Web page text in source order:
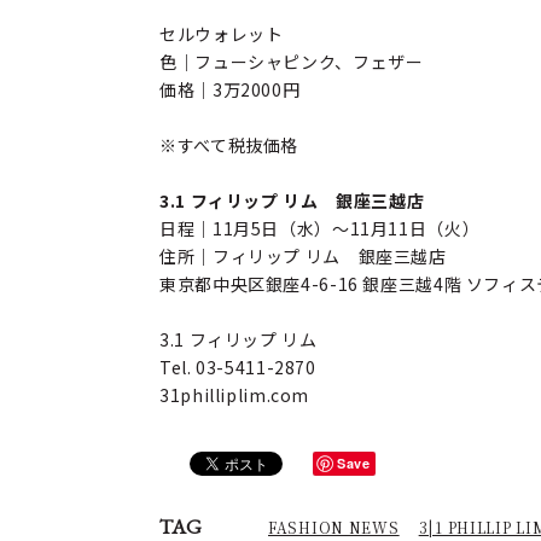
セルウォレット
色｜フューシャピンク、フェザー
価格｜3万2000円
※すべて税抜価格
3.1 フィリップ リム 銀座三越店
日程｜11月5日（水）～11月11日（火）
住所｜フィリップ リム 銀座三越店
東京都中央区銀座4-6-16 銀座三越4階 ソフィ
3.1 フィリップ リム
Tel. 03-5411-2870
31philliplim.com
Save
TAG FASHION NEWS 3|1 PHILLIP